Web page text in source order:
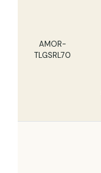
AMOR-
TLGSRL70